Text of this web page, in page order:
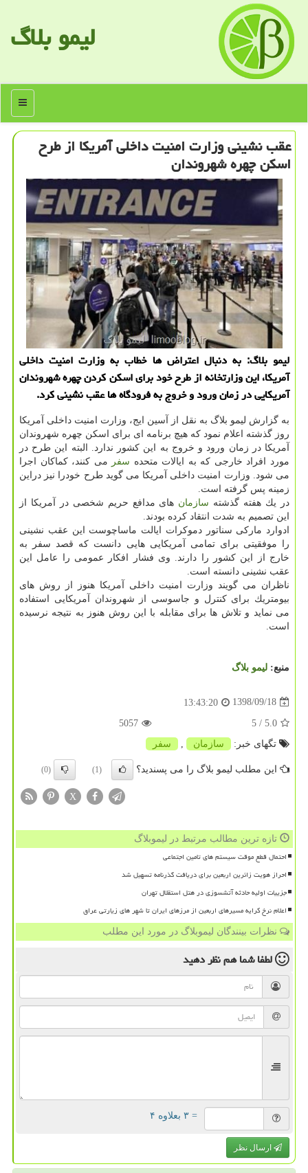
لیمو بلاگ
منو
عقب نشینی وزارت امنیت داخلی آمریكا از طرح
اسكن چهره شهروندان
لیمو بلاگ: به دنبال اعتراض ها خطاب به وزارت امنیت داخلی
آمریكا، این وزارتخانه از طرح خود برای اسكن كردن چهره شهروندان
آمریكایی در زمان ورود و خروج به فرودگاه ها عقب نشینی كرد.
به گزارش لیمو بلاگ به نقل از آسین ایج، وزارت امنیت داخلی آمریكا
روز گذشته اعلام نمود كه هیچ برنامه ای برای اسكن چهره شهروندان
آمریكا در زمان ورود و خروج به این كشور ندارد. البته این طرح در
مورد افراد خارجی كه به ایالات متحده سفر
می كنند، كماكان اجرا
می شود. وزارت امنیت داخلی آمریكا می گوید طرح خودرا نیز دراین
زمینه پس گرفته است.
در یك هفته گذشته سازمان های مدافع حریم شخصی در آمریكا از
این تصمیم به شدت انتقاد كرده بودند.
ادوارد ماركی سناتور دموكرات ایالت ماساچوست این عقب نشینی
را موفقیتی برای تمامی آمریكایی هایی دانست كه قصد سفر به
خارج از این كشور را دارند. وی فشار افكار عمومی را عامل این
عقب نشینی دانسته است.
ناظران می گویند وزارت امنیت داخلی آمریكا هنوز از روش های
بیومتریك برای كنترل و جاسوسی از شهروندان آمریكایی استفاده
می نماید و تلاش ها برای مقابله با این روش هنوز به نتیجه نرسیده
است.
منبع: لیمو بلاگ
1398/09/18
13:43:20
5.0
/ 5
5057
تگهای خبر:
سازمان سفر
این مطلب لیمو بلاگ را می پسندید؟ (1)
(0)
X
تازه ترین مطالب مرتبط در لیموبلاگ
احتمال قطع موقت سیستم های تامین اجتماعی
احراز هویت زائرین اربعین برای دریافت گذرنامه تسهیل شد
جزییات اولیه حادثه آتشسوزی در هتل استقلال تهران
اعلام نرخ کرایه مسیرهای اربعین از مرزهای ایران تا شهر های زیارتی عراق
نظرات بینندگان لیموبلاگ در مورد این مطلب
لطفا شما همنظر دهید
= ۳ بعلاوه ۴
ارسال نظر